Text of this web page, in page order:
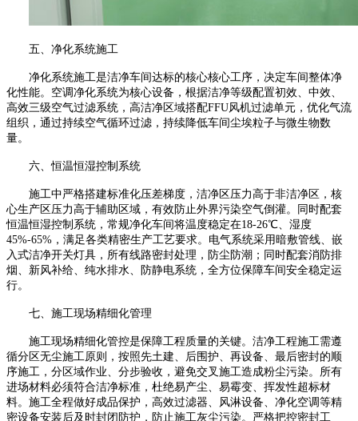
五、 净化系统施工
净化系统施工是洁净车间达标的核心核心工序，决定车间整体净
化性能。空调净化系统为核心设备，根据洁净等级配置初效、中效、
高效三级空气过滤系统，高洁净区域搭配FFU风机过滤单元，优化气流
组织，通过持续空气循环过滤，持续降低车间尘埃粒子与微生物数
量。
六、恒温恒湿控制系统
施工中严格搭建标准化压差梯度，洁净区压力高于非洁净区，核
心生产区压力高于辅助区域，有效防止外界污染空气倒灌。同时配套
恒温恒湿控制系统，常规净化车间将温度稳定在18-26℃、湿度
45%-65% ，满足各类精密生产工艺要求。电气系统采用暗敷管线、嵌
入式洁净开关灯具，所有线路密封处理，防尘防潮；同时配套消防排
烟、新风补给、纯水排水、防静电系统，全方位保障车间安全稳定运
行。
七、施工现场精细化管理
施工现场精细化管控是保障工程质量的关键。洁净工程施工需遵
循分区无尘施工原则，按照先土建、后围护、再设备、最后密封的顺
序施工，分区域作业、分步验收，避免交叉施工造成粉尘污染。所有
进场材料必须符合洁净标准，杜绝易产尘、易霉变、挥发性超标材
料。施工全程做好成品保护，高效过滤器、风淋设备、净化空调等精
密设备安装后及时封闭防护，防止施工灰尘污染。严格把控密封工